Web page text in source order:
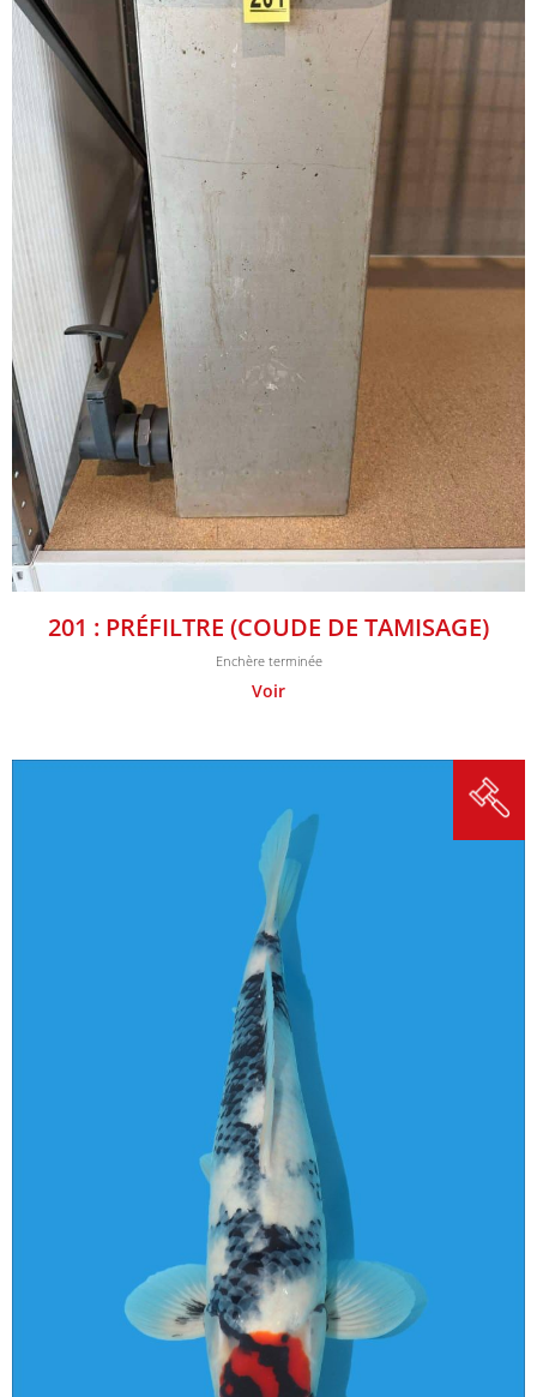
201 : PRÉFILTRE (COUDE DE TAMISAGE)
Enchère terminée
Voir